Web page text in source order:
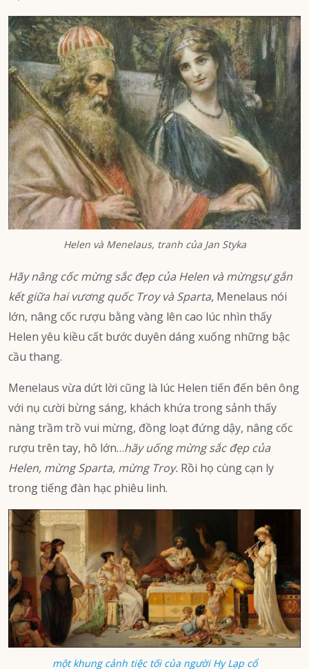
Helen và Menelaus, tranh của Jan Styka
Hãy nâng cốc mừng sắc đẹp của Helen và mừngsự gắn
kết giữa hai vương quốc Troy và Sparta, Menelaus nói
lớn, nâng cốc rượu bằng vàng lên cao lúc nhìn thấy
Helen yêu kiều cất bước duyên dáng xuống những bậc
cầu thang.
Menelaus vừa dứt lời cũng là lúc Helen tiến đến bên ông
với nụ cười bừng sáng, khách khứa trong sảnh thấy
nàng trầm trồ vui mừng, đồng loạt đứng dậy, nâng cốc
rượu trên tay, hô lớn…hãy uống mừng sắc đẹp của
Helen, mừng Sparta, mừng Troy. Rồi họ cùng cạn ly
trong tiếng đàn hạc phiêu linh.
một khung cảnh tiệc tối của người Hy Lạp cổ